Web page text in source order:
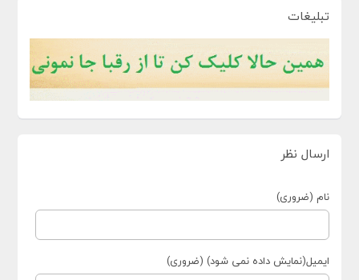
تبلیغات
ارسال نظر
نام (ضروری)
ایمیل(نمایش داده نمی شود) (ضروری)